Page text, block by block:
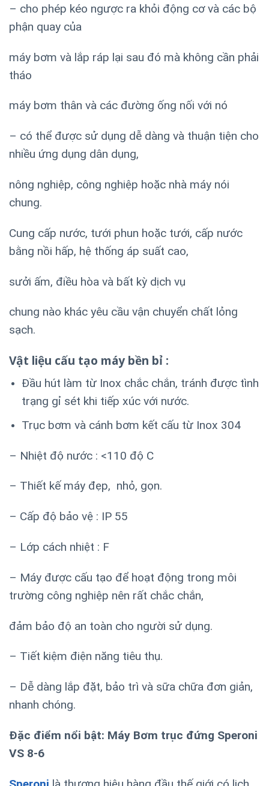
– cho phép kéo ngược ra khỏi động cơ và các bộ
phận quay của
máy bơm và lắp ráp lại sau đó mà không cần phải
tháo
máy bơm thân và các đường ống nối với nó
– có thể được sử dụng dễ dàng và thuận tiện cho
nhiều ứng dụng dân dụng,
nông nghiệp, công nghiệp hoặc nhà máy nói
chung.
Cung cấp nước, tưới phun hoặc tưới, cấp nước
bằng nồi hấp, hệ thống áp suất cao,
sưởi ấm, điều hòa và bất kỳ dịch vụ
chung nào khác yêu cầu vận chuyển chất lỏng
sạch.
Vật liệu cấu tạo máy bền bỉ :
Đầu hút làm từ Inox chắc chắn, tránh được tình
trạng gỉ sét khi tiếp xúc với nước.
Trục bơm và cánh bơm kết cấu từ Inox 304
– Nhiệt độ nước : <110 độ C
– Thiết kế máy đẹp, nhỏ, gọn.
– Cấp độ bảo vệ : IP 55
– Lớp cách nhiệt : F
– Máy được cấu tạo để hoạt động trong môi
trường công nghiệp nên rất chắc chắn,
đảm bảo độ an toàn cho người sử dụng.
– Tiết kiệm điện năng tiêu thụ.
– Dễ dàng lắp đặt, bảo trì và sữa chữa đơn giản,
nhanh chóng.
Đặc điểm nổi bật: Máy Bơm trục đứng Speroni
VS 8-6